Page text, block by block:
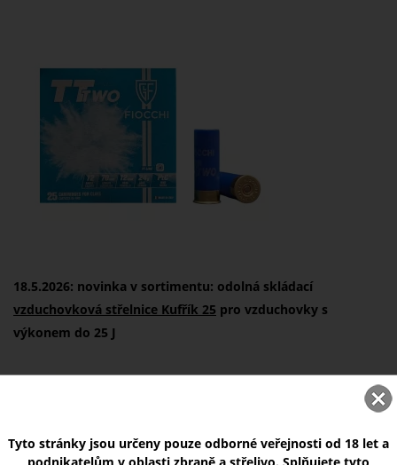
18.5.2026: novinka v sortimentu: odolná skládací
vzduchovková střelnice Kufřík 25 pro vzduchovky s
výkonem do 25 J
Tyto stránky jsou určeny pouze odborné veřejnosti od 18 let a